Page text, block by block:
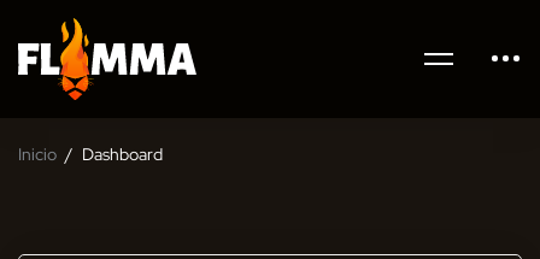
Inicio Dashboard